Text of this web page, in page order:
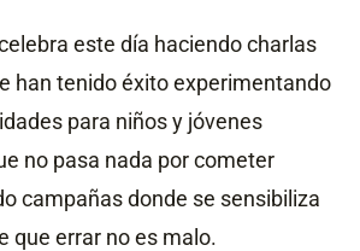
este día haciendo charlas
han tenido éxito experimentando
para niños y jóvenes
no pasa nada por cometer
campañas donde se sensibiliza
que errar no es malo.